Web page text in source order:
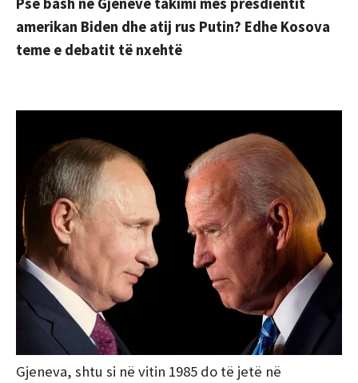
Pse bash në Gjenevë takimi mes presdientit
amerikan Biden dhe atij rus Putin? Edhe Kosova
teme e debatit të nxehtë
Gjeneva, shtu si në vitin 1985 do të jetë në